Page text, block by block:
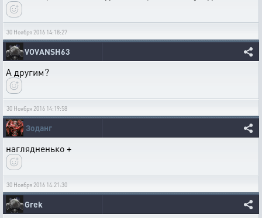
30 Ноября 2016 14:18:27
VOVANSH63
А другим?
30 Ноября 2016 14:19:58
Зоданг
наглядненько +
30 Ноября 2016 14:21:30
Grek